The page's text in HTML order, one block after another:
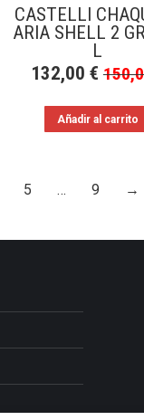
CASTELLI
ARIA SHELL 2
L
132,00 €
Añadir al carrito
5 … 9 →